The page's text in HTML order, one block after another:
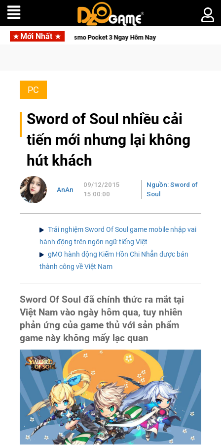
Mới Nhất
Osmo Pocket 3 Ngay Hôm Nay Lineage W – Quyền lực
PC
Sword of Soul nhiều cải
tiến mới nhưng lại không
hút khách
AnAn
09/12/2015
15:00:00
Nguồn: Sword of
Soul
Trải nghiệm Sword Of Soul game mobile nhập vai
hành động trên ngôn ngữ tiếng Việt
gMO hành động Kiếm Hồn Chi Nhẫn được bán
thành công về Việt Nam
Sword Of Soul đã chính thức ra mắt tại
Việt Nam vào ngày hôm qua, tuy nhiên
phản ứng của game thủ với sản phẩm
game này không mấy lạc quan